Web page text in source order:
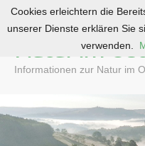
c
Natur im
Informationen zur Natur im
Cookies erleichtern die
unserer Dienste erklären Sie
verwenden.